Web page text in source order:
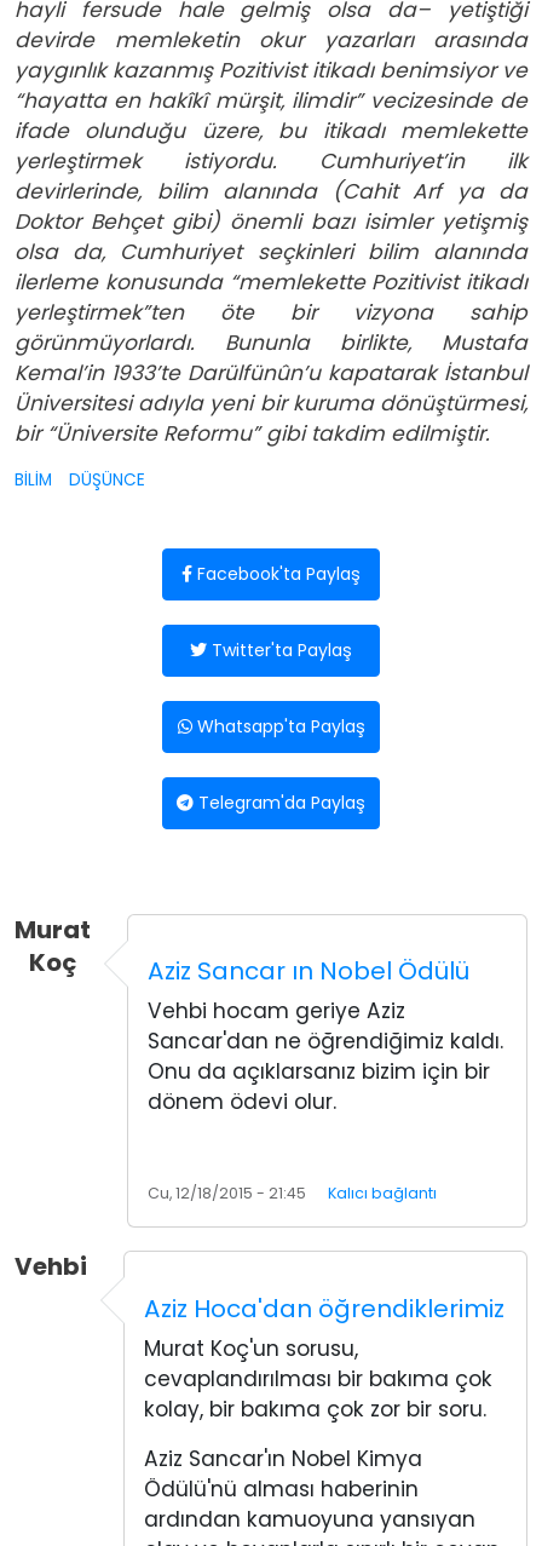
hayli fersude hale gelmiş olsa da– yetiştiği
devirde memleketin okur yazarları arasında
yaygınlık kazanmış Pozitivist itikadı benimsiyor ve
“hayatta en hakîkî mürşit, ilimdir” vecizesinde de
ifade olunduğu üzere, bu itikadı memlekette
yerleştirmek istiyordu. Cumhuriyet’in ilk
devirlerinde, bilim alanında (Cahit Arf ya da
Doktor Behçet gibi) önemli bazı isimler yetişmiş
olsa da, Cumhuriyet seçkinleri bilim alanında
ilerleme konusunda “memlekette Pozitivist itikadı
yerleştirmek”ten öte bir vizyona sahip
görünmüyorlardı. Bununla birlikte, Mustafa
Kemal’in 1933’te Darülfünûn’u kapatarak İstanbul
Üniversitesi adıyla yeni bir kuruma dönüştürmesi,
bir “Üniversite Reformu” gibi takdim edilmiştir.
BİLİM DÜŞÜNCE
Facebook'ta Paylaş
Twitter'ta Paylaş
Whatsapp'ta Paylaş
Telegram'da Paylaş
Murat
Koç
Aziz Sancar ın Nobel Ödülü
Vehbi hocam geriye Aziz
Sancar'dan ne öğrendiğimiz kaldı.
Onu da açıklarsanız bizim için bir
dönem ödevi olur.
Cu, 12/18/2015 - 21:45 Kalıcı bağlantı
Vehbi
Aziz Hoca'dan öğrendiklerimiz
Murat Koç'un sorusu,
cevaplandırılması bir bakıma çok
kolay, bir bakıma çok zor bir soru.
Aziz Sancar'ın Nobel Kimya
Ödülü'nü alması haberinin
ardından kamuoyuna yansıyan